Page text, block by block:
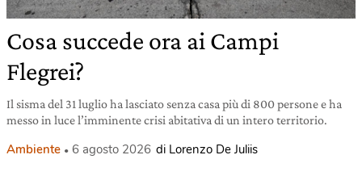
Cosa succede ora ai Campi
Flegrei?
Il sisma del 31 luglio ha lasciato senza casa più di 800 persone e ha
messo in luce l’imminente crisi abitativa di un intero territorio.
Ambiente 6 agosto 2026 di Lorenzo De Juliis